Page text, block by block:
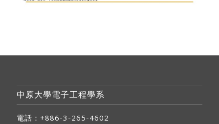
中原大學電子工程學系
電話：+886-3-265-4602